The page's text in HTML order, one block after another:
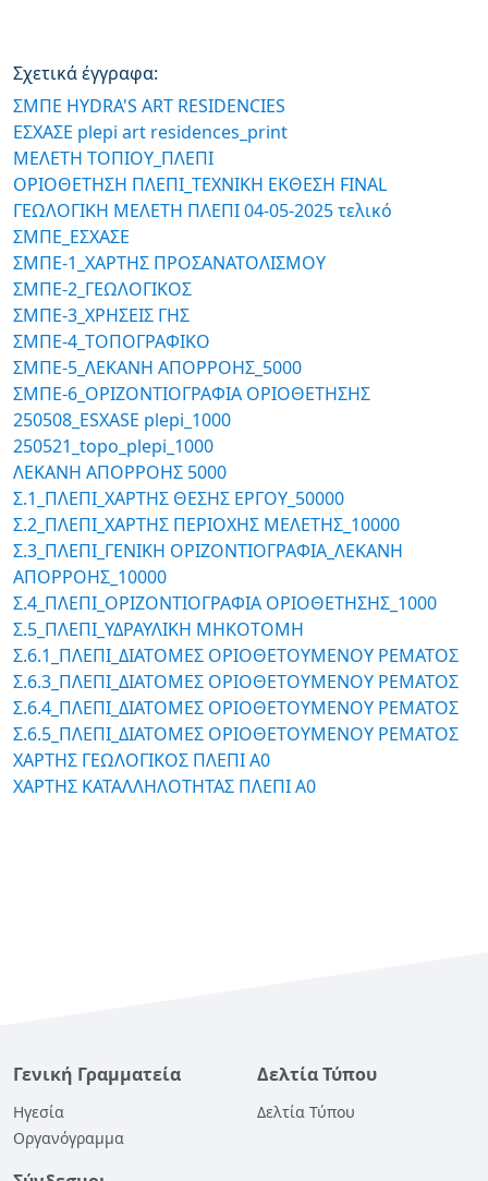
Σχετικά έγγραφα:
ΣΜΠΕ ΗΥDRA'S ART RESIDENCIES
ΕΣΧΑΣΕ plepi art residences_print
ΜΕΛΕΤΗ ΤΟΠΙΟΥ_ΠΛΕΠΙ
ΟΡΙΟΘΕΤΗΣΗ ΠΛΕΠΙ_ΤΕΧΝΙΚΗ ΕΚΘΕΣΗ FINAL
ΓΕΩΛΟΓΙΚΗ ΜΕΛΕΤΗ ΠΛΕΠΙ 04-05-2025 τελικό
ΣΜΠΕ_ΕΣΧΑΣΕ
ΣΜΠΕ-1_ΧΑΡΤΗΣ ΠΡΟΣΑΝΑΤΟΛΙΣΜΟΥ
ΣΜΠΕ-2_ΓΕΩΛΟΓΙΚΟΣ
ΣΜΠΕ-3_ΧΡΗΣΕΙΣ ΓΗΣ
ΣΜΠΕ-4_ΤΟΠΟΓΡΑΦΙΚΟ
ΣΜΠΕ-5_ΛΕΚΑΝΗ ΑΠΟΡΡΟΗΣ_5000
ΣΜΠΕ-6_ΟΡΙΖΟΝΤΙΟΓΡΑΦΙΑ ΟΡΙΟΘΕΤΗΣΗΣ
250508_ESXASE plepi_1000
250521_topo_plepi_1000
ΛΕΚΑΝΗ ΑΠΟΡΡΟΗΣ 5000
Σ.1_ΠΛΕΠΙ_ΧΑΡΤΗΣ ΘΕΣΗΣ ΕΡΓΟΥ_50000
Σ.2_ΠΛΕΠΙ_ΧΑΡΤΗΣ ΠΕΡΙΟΧΗΣ ΜΕΛΕΤΗΣ_10000
Σ.3_ΠΛΕΠΙ_ΓΕΝΙΚΗ ΟΡΙΖΟΝΤΙΟΓΡΑΦΙΑ_ΛΕΚΑΝΗ
ΑΠΟΡΡΟΗΣ_10000
Σ.4_ΠΛΕΠΙ_ΟΡΙΖΟΝΤΙΟΓΡΑΦΙΑ ΟΡΙΟΘΕΤΗΣΗΣ_1000
Σ.5_ΠΛΕΠΙ_ΥΔΡΑΥΛΙΚΗ ΜΗΚΟΤΟΜΗ
Σ.6.1_ΠΛΕΠΙ_ΔΙΑΤΟΜΕΣ ΟΡΙΟΘΕΤΟΥΜΕΝΟΥ ΡΕΜΑΤΟΣ
Σ.6.3_ΠΛΕΠΙ_ΔΙΑΤΟΜΕΣ ΟΡΙΟΘΕΤΟΥΜΕΝΟΥ ΡΕΜΑΤΟΣ
Σ.6.4_ΠΛΕΠΙ_ΔΙΑΤΟΜΕΣ ΟΡΙΟΘΕΤΟΥΜΕΝΟΥ ΡΕΜΑΤΟΣ
Σ.6.5_ΠΛΕΠΙ_ΔΙΑΤΟΜΕΣ ΟΡΙΟΘΕΤΟΥΜΕΝΟΥ ΡΕΜΑΤΟΣ
ΧΑΡΤΗΣ ΓΕΩΛΟΓΙΚΟΣ ΠΛΕΠΙ A0
ΧΑΡΤΗΣ ΚΑΤΑΛΛΗΛΟΤΗΤΑΣ ΠΛΕΠΙ A0
Γενική Γραμματεία
Ηγεσία
Οργανόγραμμα
Δελτία Τύπου
Δελτία Τύπου